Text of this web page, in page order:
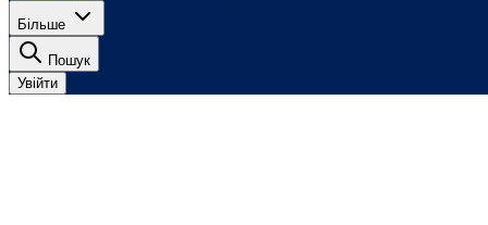
Більше
Пошук
Увійти